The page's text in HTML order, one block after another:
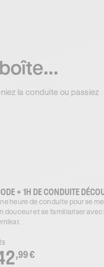
la conduite ou passiez
+ 1H DE CONDUITE
heure de conduite pour se
douceur et se familiariser
,99 €